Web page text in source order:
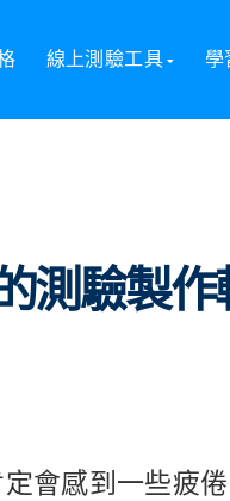
線上測驗工具 學
測驗製作
會感到一些疲